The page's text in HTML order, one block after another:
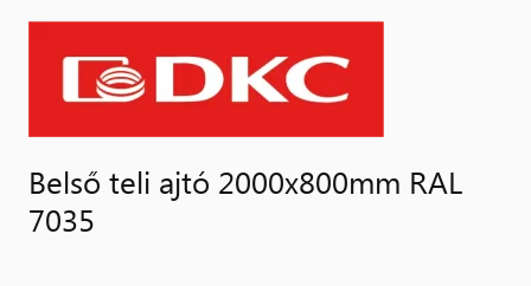
Belső teli ajtó 2000x800mm RAL
7035